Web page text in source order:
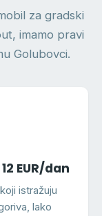
za gradski
imamo pravi
Golubovci.
EUR/dan
istražuju
lako